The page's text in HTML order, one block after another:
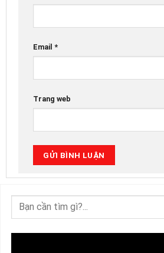
Email *
Trang web